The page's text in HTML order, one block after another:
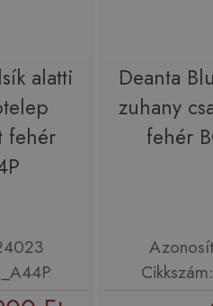
alatti
fehér
Deanta
zuhany
fehér